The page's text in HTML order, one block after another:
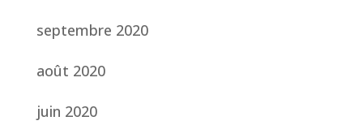
septembre 2020
août 2020
juin 2020